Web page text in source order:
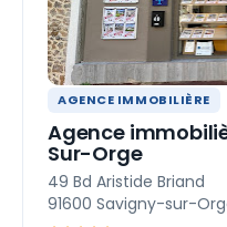
AGENCE IMMOBILIÈRE
Agence
Sur-Orge
49 Bd Aristide Briand
91600 Savigny-sur-